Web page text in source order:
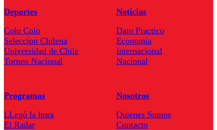
Deportes
Colo Colo
Seleccion Chilena
Universidad de Chile
Torneo Nacional
Noticias
Dato Practico
Economía
Internacional
Nacional
Programas
LLegó la hora
El Radar
Nosotros
Quienes Somos
Contacto